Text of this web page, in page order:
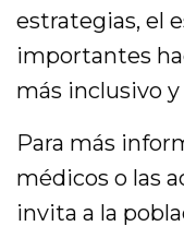
estrategias, el
importantes
más inclusivo
Para más
médicos o las
invita a la